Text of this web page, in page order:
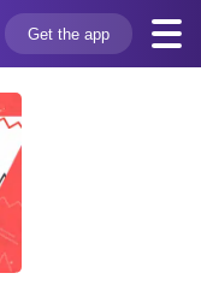
Get the app